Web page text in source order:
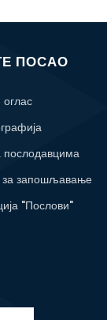
ПОСАО
оглас
за запошљавање
"Послови"